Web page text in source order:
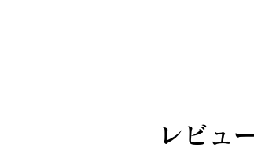
レビュ